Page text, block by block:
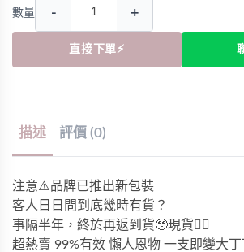
數量 - +
直接下單⚡
描述 評價 (0)
注意⚠️品牌已推出新包裝
客人日日問到底幾時有貨？
事隔半年，終於再返到貨🥹現貨✌🏻
超熱賣 99%有效 懶人恩物 一支即變大丁